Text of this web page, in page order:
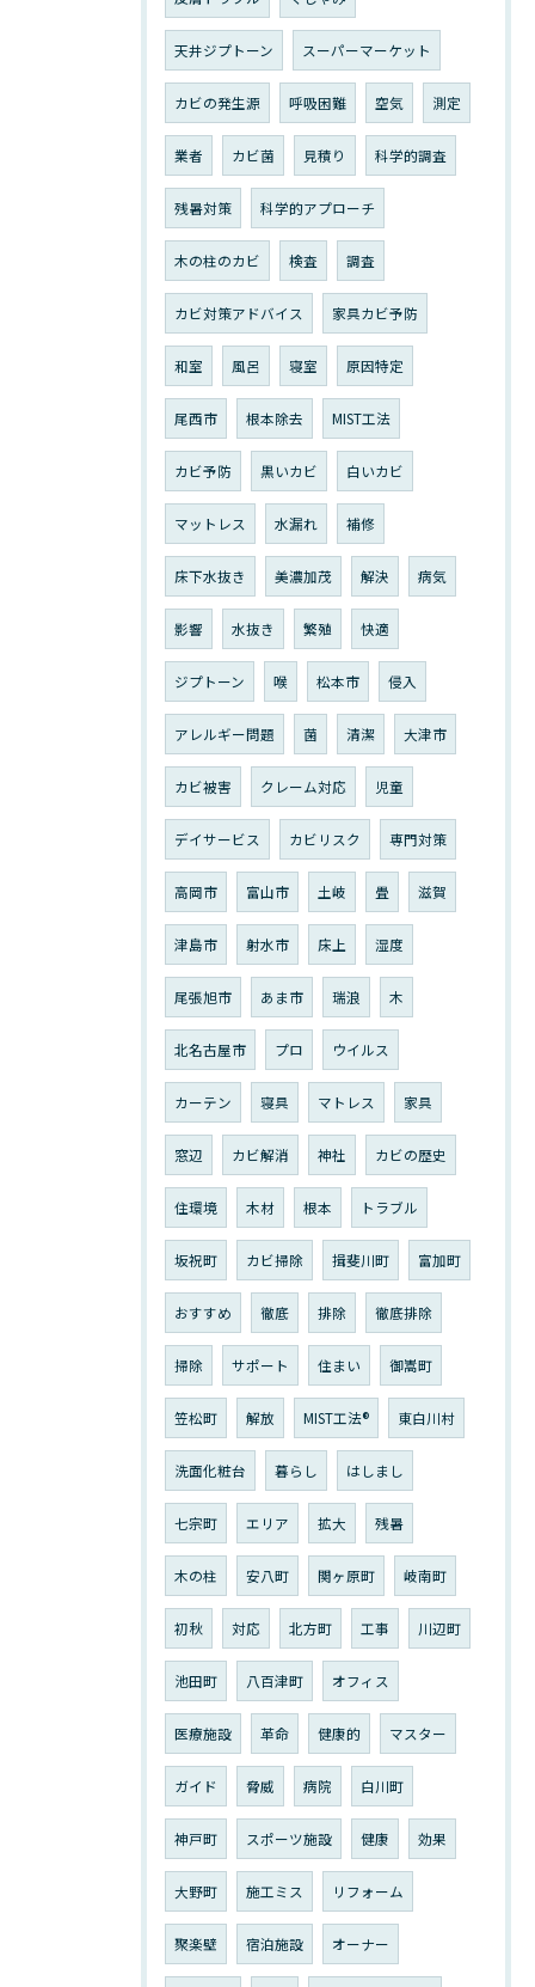
天井ジプトーン スーパーマーケット
カビの発生源 呼吸困難 空気 測定
業者 カビ菌 見積り 科学的調査
残暑対策 科学的アプローチ
木の柱のカビ 検査 調査
カビ対策アドバイス 家具カビ予防
和室 風呂 寝室 原因特定
尾西市 根本除去 MIST工法
カビ予防 黒いカビ 白いカビ
マットレス 水漏れ 補修
床下水抜き 美濃加茂 解決 病気
影響 水抜き 繁殖 快適
ジプトーン 喉 松本市 侵入
アレルギー問題 菌 清潔 大津市
カビ被害 クレーム対応 児童
デイサービス カビリスク 専門対策
高岡市 富山市 土岐 畳 滋賀
津島市 射水市 床上 湿度
尾張旭市 あま市 瑞浪 木
北名古屋市 プロ ウイルス
カーテン 寝具 マトレス 家具
窓辺 カビ解消 神社 カビの歴史
住環境 木材 根本 トラブル
坂祝町 カビ掃除 揖斐川町 富加町
おすすめ 徹底 排除 徹底排除
掃除 サポート 住まい 御嵩町
笠松町 解放 MIST工法®︎ 東白川村
洗面化粧台 暮らし はしまし
七宗町 エリア 拡大 残暑
木の柱 安八町 関ヶ原町 岐南町
初秋 対応 北方町 工事 川辺町
池田町 八百津町 オフィス
医療施設 革命 健康的 マスター
ガイド 脅威 病院 白川町
神戸町 スポーツ施設 健康 効果
大野町 施工ミス リフォーム
聚楽壁 宿泊施設 オーナー